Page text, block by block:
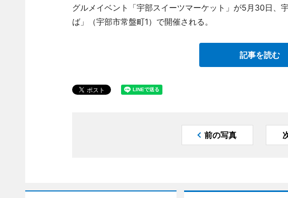
グルメイベント「宇部スイーツマーケット」が5月30日、
ば」（宇部市常盤町1）で開催される。
記事を読む
前の写真